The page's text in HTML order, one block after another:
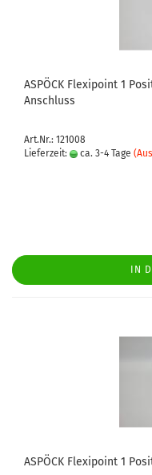
ASPÖCK Flexipoint 1
Anschluss
Art.Nr.: 121008
Lieferzeit:
ca. 3-4 Tage
IN
ASPÖCK Flexipoint 1